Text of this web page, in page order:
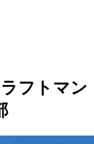
フトマン